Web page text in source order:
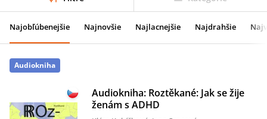
Najobľúbenejšie Najnovšie Najlacnejšie Najdrahšie
Audiokniha
Audiokniha: Roztěkané: Jak se žije
ženám s ADHD